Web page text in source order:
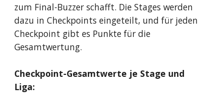
zum Final-Buzzer schafft. Die Stages werden
dazu in Checkpoints eingeteilt, und für jeden
Checkpoint gibt es Punkte für die
Gesamtwertung.
Checkpoint-Gesamtwerte je Stage und
Liga: